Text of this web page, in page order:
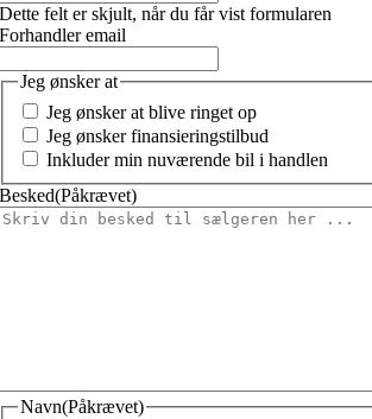
Dette felt er skjult, når du får vist formularen
Forhandler email
Jeg ønsker at
Jeg ønsker at blive ringet op
Jeg ønsker finansieringstilbud
Inkluder min nuværende bil i handlen
Besked(Påkrævet)
Navn(Påkrævet)